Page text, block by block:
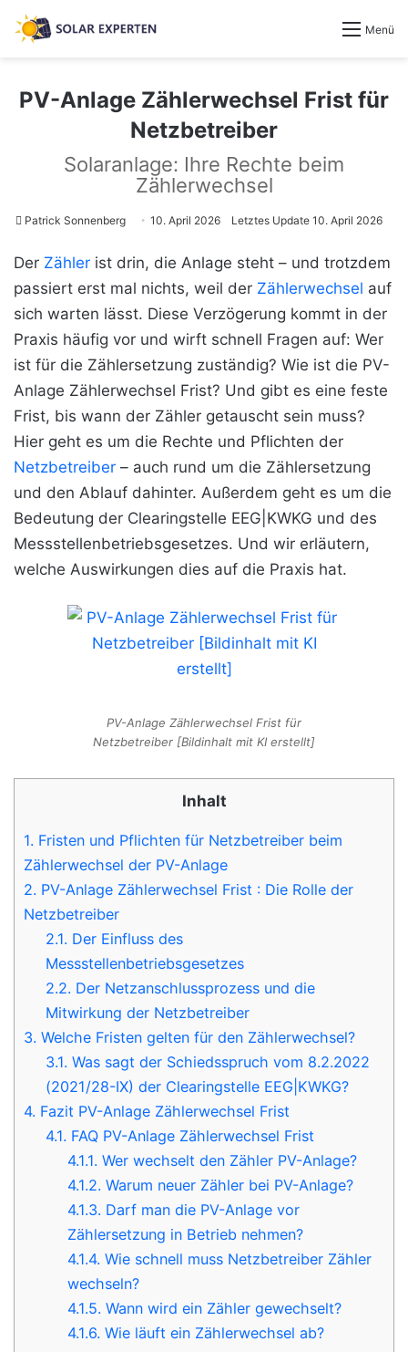
Menü
PV-Anlage Zählerwechsel Frist für
Netzbetreiber
Solaranlage: Ihre Rechte beim
Zählerwechsel
Patrick Sonnenberg 10. April 2026 Letztes Update 10. April 2026
Der Zähler ist drin, die Anlage steht – und trotzdem
passiert erst mal nichts, weil der Zählerwechsel auf
sich warten lässt. Diese Verzögerung kommt in der
Praxis häufig vor und wirft schnell Fragen auf: Wer
ist für die Zählersetzung zuständig? Wie ist die PV-
Anlage Zählerwechsel Frist? Und gibt es eine feste
Frist, bis wann der Zähler getauscht sein muss?
Hier geht es um die Rechte und Pflichten der
Netzbetreiber – auch rund um die Zählersetzung
und den Ablauf dahinter. Außerdem geht es um die
Bedeutung der Clearingstelle EEG|KWKG und des
Messstellenbetriebsgesetzes. Und wir erläutern,
welche Auswirkungen dies auf die Praxis hat.
PV-Anlage Zählerwechsel Frist für
Netzbetreiber [Bildinhalt mit KI erstellt]
Inhalt
1. Fristen und Pflichten für Netzbetreiber beim
Zählerwechsel der PV-Anlage
2. PV-Anlage Zählerwechsel Frist : Die Rolle der
Netzbetreiber
2.1. Der Einfluss des
Messstellenbetriebsgesetzes
2.2. Der Netzanschlussprozess und die
Mitwirkung der Netzbetreiber
3. Welche Fristen gelten für den Zählerwechsel?
3.1. Was sagt der Schiedsspruch vom 8.2.2022
(2021/28-IX) der Clearingstelle EEG|KWKG?
4. Fazit PV-Anlage Zählerwechsel Frist
4.1. FAQ PV-Anlage Zählerwechsel Frist
4.1.1. Wer wechselt den Zähler PV-Anlage?
4.1.2. Warum neuer Zähler bei PV-Anlage?
4.1.3. Darf man die PV-Anlage vor
Zählersetzung in Betrieb nehmen?
4.1.4. Wie schnell muss Netzbetreiber Zähler
wechseln?
4.1.5. Wann wird ein Zähler gewechselt?
4.1.6. Wie läuft ein Zählerwechsel ab?